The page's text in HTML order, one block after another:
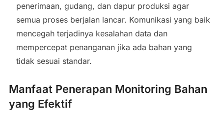
penerimaan, gudang, dan dapur produksi agar
semua proses berjalan lancar. Komunikasi yang baik
mencegah terjadinya kesalahan data dan
mempercepat penanganan jika ada bahan yang
tidak sesuai standar.
Manfaat Penerapan Monitoring Bahan
yang Efektif